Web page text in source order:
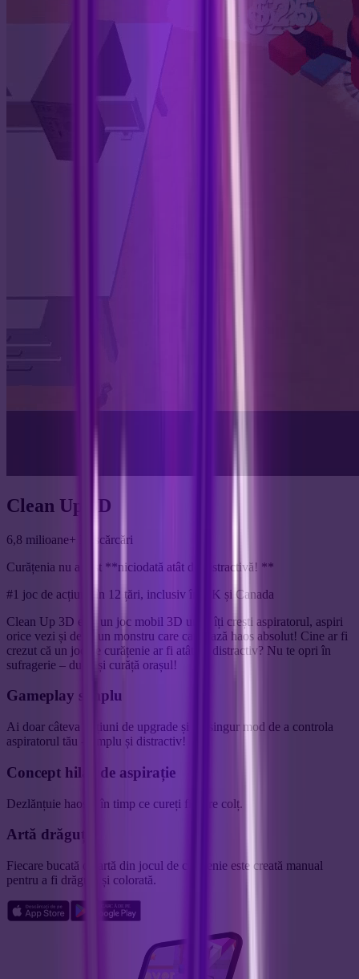
Clean Up 3D
6,8 milioane+ Descărcări
Curățenia nu a fost **niciodată atât de distractivă! **
#1 joc de acțiune în 12 țări, inclusiv în UK și Canada
Clean Up 3D este un joc mobil 3D unde îți crești aspiratorul, aspiri
orice vezi și devii un monstru care cauzează haos absolut! Cine ar fi
crezut că un joc de curățenie ar fi atât de distractiv? Nu te opri în
sufragerie – du-te și curăță orașul!
Gameplay simplu
Ai doar câteva opțiuni de upgrade și un singur mod de a controla
aspiratorul tău - simplu și distractiv!
Concept hilar de aspirație
Dezlănțuie haosul în timp ce cureți fiecare colț.
Artă drăguță
Fiecare bucată de artă din jocul de curățenie este creată manual
pentru a fi drăguță și colorată.